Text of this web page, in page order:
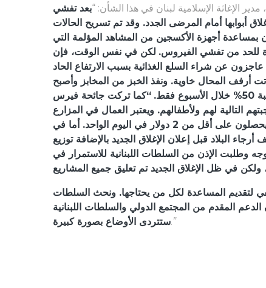
الإغاثة الإسلامية لبنان في هذا الشأن: “بعد تفشي
إغلاق أبوابها أمام المرضى الجدد. وقد تم تسريح الحالات
أجهزة الأكسجين من المشاهد المؤلمة التي
للحد من تفشي الفيروس. لكن في نفس الوقت، فإن
عن شراء السلع الغذائية بسبب الارتفاع الحاد
أرفف المحال خاوية. ونفذ الخبز من المخابز وأصبح
“كما تركت جائحة فيرس
لهم ولأطفالهم. ويعتبر العمال في المزارع
ومواقع البناء- وهم غالبيتهم من اللاجئين- هم من بين الفئات الأكثر ضعفاً، لأنهم يتقاضون أقل الأجور على مستوى البلاد، إذ يحصلون على أقل من 2 دولار في اليوم الواحد. أما في
البلاد قبل إعلان الإغلاق الجديد بالإضافة توزيع
الطبية وقناعات الوجه وطلبت الإذن من السلطات اللبنانية للاستمرار في
لتقديم المساعدة لكل من يحتاجها. ونحث السلطات
المقدم من المجتمع الدولي والسلطات اللبنانية
ستتردى الأوضاع بصورة كبيرة.”